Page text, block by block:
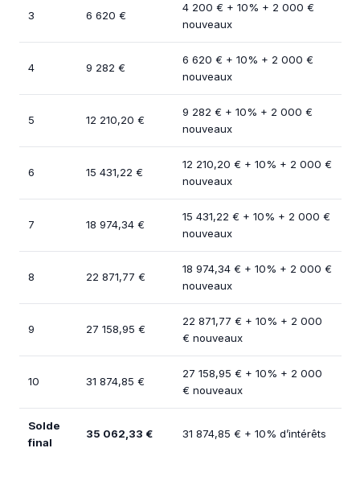
3 6 620 €
4 200 € + 10% + 2 000 €
nouveaux
4 9 282 €
6 620 € + 10% + 2 000 €
nouveaux
5 12 210,20 €
9 282 € + 10% + 2 000 €
nouveaux
6 15 431,22 €
12 210,20 € + 10% + 2 000 €
nouveaux
7 18 974,34 €
15 431,22 € + 10% + 2 000 €
nouveaux
8 22 871,77 €
18 974,34 € + 10% + 2 000 €
nouveaux
9 27 158,95 €
22 871,77 € + 10% + 2 000
€ nouveaux
10 31 874,85 €
27 158,95 € + 10% + 2 000
€ nouveaux
Solde
final
35 062,33 € 31 874,85 € + 10% d’intérêts